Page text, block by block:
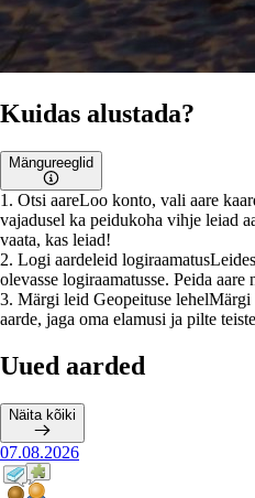
Kuidas alustada?
Mängureeglid
1 . Otsi aareLoo konto, vali aare
vajadusel ka peidukoha vihje leiad
vaata, kas leiad!
2. Logi aardeleid logiraamatus
olevasse logiraamatusse. Peida
3. Märgi leid Geopeituse lehelMärgi
aarde, jaga oma elamusi ja pilte
Uued aarded
Näita kõiki
07.08.2026